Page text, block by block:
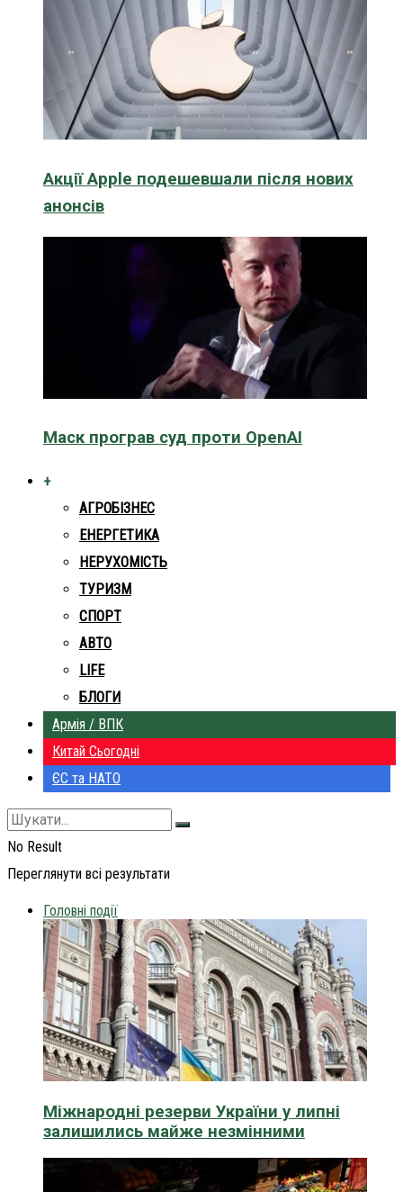
Акції Apple подешевшали після нових
анонсів
Маск програв суд проти OpenAI
+
АГРОБІЗНЕС
ЕНЕРГЕТИКА
НЕРУХОМІСТЬ
ТУРИЗМ
СПОРТ
АВТО
LIFE
БЛОГИ
Армія / ВПК
Китай Сьогодні
ЄС та НАТО
No Result
Переглянути всі результати
Головні події
Міжнародні резерви України у липні
залишились майже незмінними